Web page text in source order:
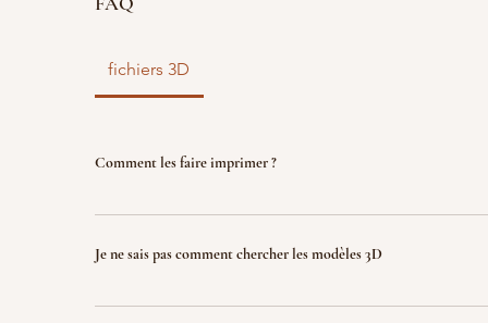
fichiers 3D
Comment les faire imprimer ?
vous disposez d'un fichier 3D ? faites le nous
garantir la propriété intellectuelle.
Je ne sais pas comment chercher les modèles 3D
Indiquez nous ce que vous recherchez (jeux,